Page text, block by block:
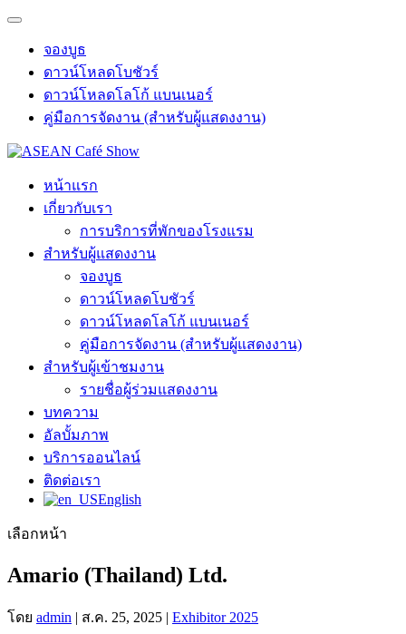
จองบูธ
ดาวน์โหลดโบชัวร์
ดาวน์โหลดโลโก้ แบนเนอร์
คู่มือการจัดงาน (สำหรับผู้แสดงงาน)
หน้าแรก
เกี่ยวกับเรา
การบริการที่พักของโรงแรม
สำหรับผู้แสดงงาน
จองบูธ
ดาวน์โหลดโบชัวร์
ดาวน์โหลดโลโก้ แบนเนอร์
คู่มือการจัดงาน (สำหรับผู้แสดงงาน)
สำหรับผู้เข้าชมงาน
รายชื่อผู้ร่วมแสดงงาน
บทความ
อัลบั้มภาพ
บริการออนไลน์
ติดต่อเรา
English
เลือกหน้า
Amario (Thailand) Ltd.
โดย admin | ส.ค. 25, 2025 | Exhibitor 2025